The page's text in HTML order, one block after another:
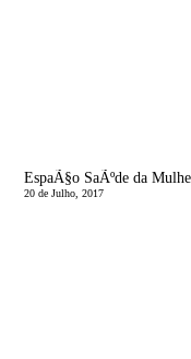
20 de Julho, 2017